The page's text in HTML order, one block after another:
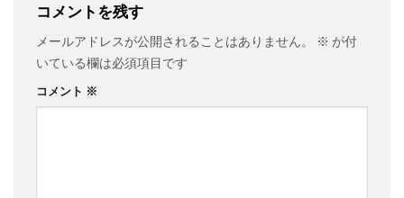
コメントを残す
メールアドレスが公開されることはありません。 ※ が付
いている欄は必須項目です
コメント ※